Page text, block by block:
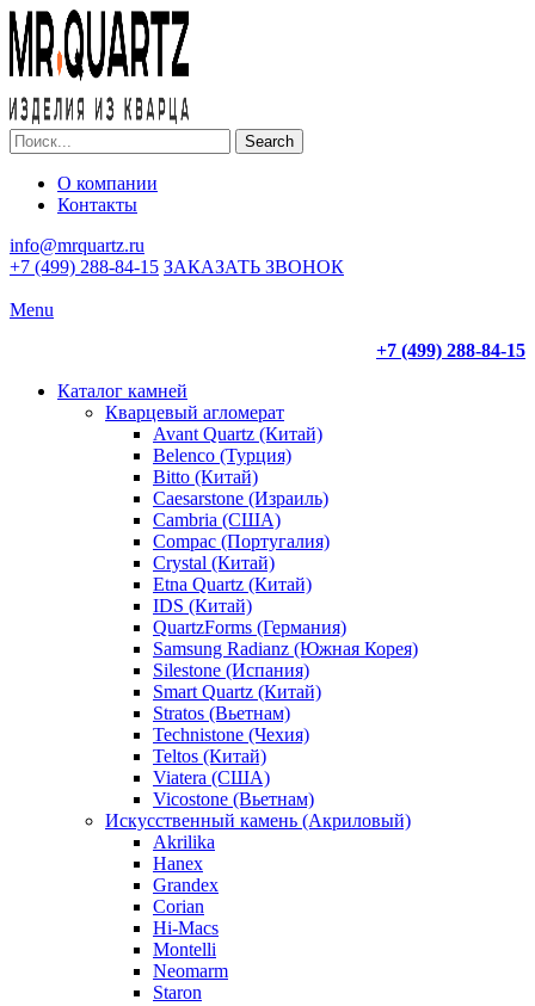
Search
О компании
Контакты
info@mrquartz.ru
+7 (499) 288-84-15 ЗАКАЗАТЬ ЗВОНОК
Menu
+7 (499) 288-84-15
Каталог камней
Кварцевый агломерат
Avant Quartz (Китай)
Belenco (Турция)
Bitto (Китай)
Caesarstone (Израиль)
Cambria (США)
Compac (Португалия)
Crystal (Китай)
Etna Quartz (Китай)
IDS (Китай)
QuartzForms (Германия)
Samsung Radianz (Южная Корея)
Silestone (Испания)
Smart Quartz (Китай)
Stratos (Вьетнам)
Technistone (Чехия)
Teltos (Китай)
Viatera (США)
Vicostone (Вьетнам)
Искусственный камень (Акриловый)
Akrilika
Hanex
Grandex
Corian
Hi-Macs
Montelli
Neomarm
Staron